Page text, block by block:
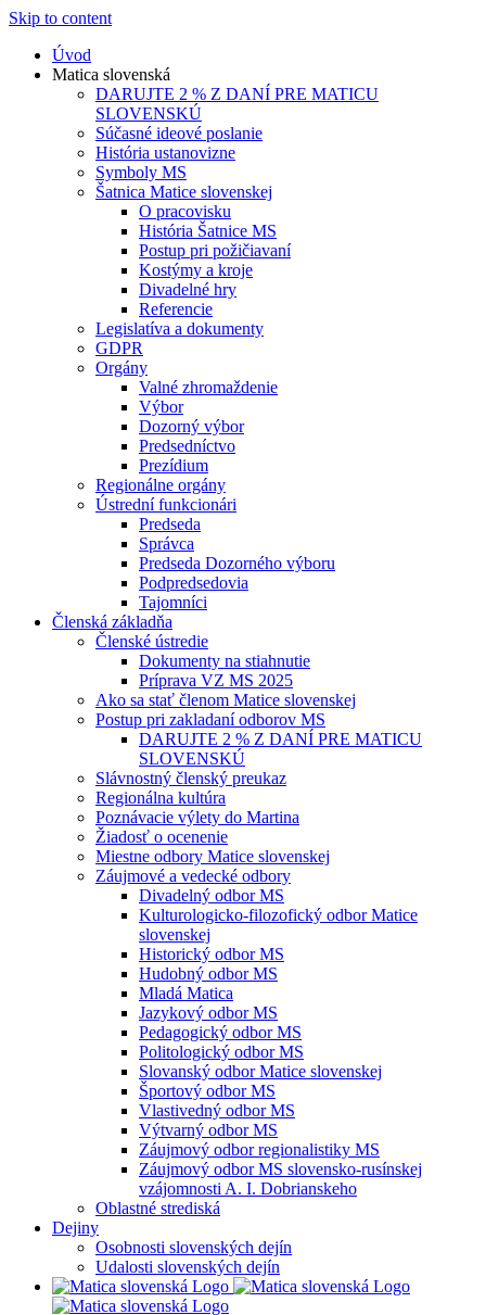
Skip to content
Úvod
Matica slovenská
DARUJTE 2 % Z DANÍ PRE MATICU
SLOVENSKÚ
Súčasné ideové poslanie
História ustanovizne
Symboly MS
Šatnica Matice slovenskej
O pracovisku
História Šatnice MS
Postup pri požičiavaní
Kostýmy a kroje
Divadelné hry
Referencie
Legislatíva a dokumenty
GDPR
Orgány
Valné zhromaždenie
Výbor
Dozorný výbor
Predsedníctvo
Prezídium
Regionálne orgány
Ústrední funkcionári
Predseda
Správca
Predseda Dozorného výboru
Podpredsedovia
Tajomníci
Členská základňa
Členské ústredie
Dokumenty na stiahnutie
Príprava VZ MS 2025
Ako sa stať členom Matice slovenskej
Postup pri zakladaní odborov MS
DARUJTE 2 % Z DANÍ PRE MATICU
SLOVENSKÚ
Slávnostný členský preukaz
Regionálna kultúra
Poznávacie výlety do Martina
Žiadosť o ocenenie
Miestne odbory Matice slovenskej
Záujmové a vedecké odbory
Divadelný odbor MS
Kulturologicko-filozofický odbor Matice
slovenskej
Historický odbor MS
Hudobný odbor MS
Mladá Matica
Jazykový odbor MS
Pedagogický odbor MS
Politologický odbor MS
Slovanský odbor Matice slovenskej
Športový odbor MS
Vlastivedný odbor MS
Výtvarný odbor MS
Záujmový odbor regionalistiky MS
Záujmový odbor MS slovensko-rusínskej
vzájomnosti A. I. Dobrianskeho
Oblastné strediská
Dejiny
Osobnosti slovenských dejín
Udalosti slovenských dejín